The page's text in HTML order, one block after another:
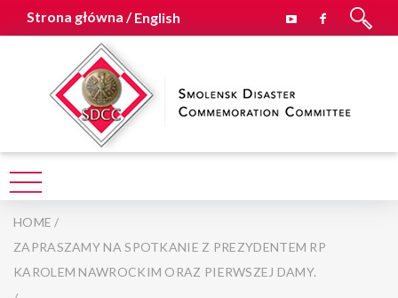
Strona główna /English
HOME /
ZAPRASZAMY NA SPOTKANIE Z PREZYDENTEM RP
KAROLEM NAWROCKIM ORAZ PIERWSZEJ DAMY.